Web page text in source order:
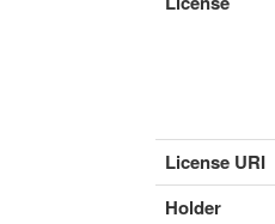
License URI
Holder